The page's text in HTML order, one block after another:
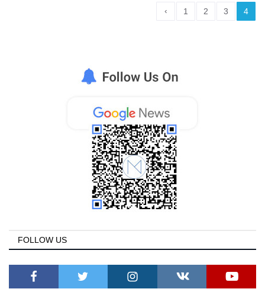
‹ 1 2 3 4
FOLLOW US